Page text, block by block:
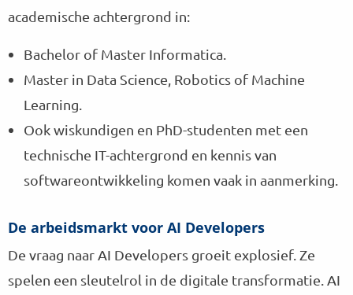
academische achtergrond in:
Bachelor of Master Informatica.
Master in Data Science, Robotics of Machine
Learning.
Ook wiskundigen en PhD-studenten met een
technische IT-achtergrond en kennis van
softwareontwikkeling komen vaak in aanmerking.
De arbeidsmarkt voor AI Developers
De vraag naar AI Developers groeit explosief. Ze
spelen een sleutelrol in de digitale transformatie. AI